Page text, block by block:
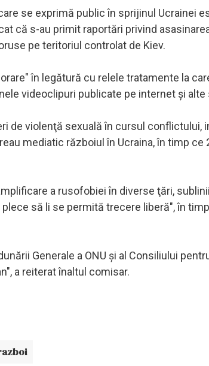
se exprimă public în sprijinul Ucrainei
că s-au primit raportări privind
pe teritoriul controlat de Kiev.
în legătură cu relele tratamente la
videoclipuri publicate pe internet şi
de violenţă sexuală în cursul conflictului,
mediatic războiul în Ucraina, în timp ce
a rusofobiei în diverse ţări,
să li se permită trecere liberă", în
Generale a ONU şi al Consiliului
a reiterat înaltul comisar.